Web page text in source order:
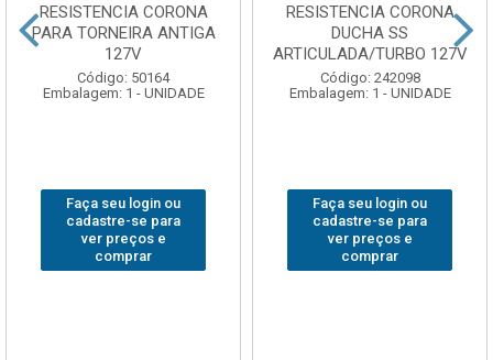
RESISTENCIA CORONA
PARA TORNEIRA ANTIGA
127V
Código: 50164
Embalagem: 1 - UNIDADE
Faça seu login ou
cadastre-se para
ver preços e
comprar
RESISTENCIA CORONA
DUCHA SS
ARTICULADA/TURBO 127V
Código: 242098
Embalagem: 1 - UNIDADE
Faça seu login ou
cadastre-se para
ver preços e
comprar